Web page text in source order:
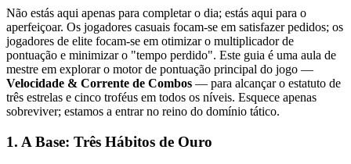
Não estás aqui apenas para completar o dia; estás aqui para o
aperfeiçoar. Os jogadores casuais focam-se em satisfazer pedidos; os
jogadores de elite focam-se em otimizar o multiplicador de
pontuação e minimizar o "tempo perdido". Este guia é uma aula de
mestre em explorar o motor de pontuação principal do jogo —
Velocidade & Corrente de Combos — para alcançar o estatuto de
três estrelas e cinco troféus em todos os níveis. Esquece apenas
sobreviver; estamos a entrar no reino do domínio tático.
1. A Base: Três Hábitos de Ouro